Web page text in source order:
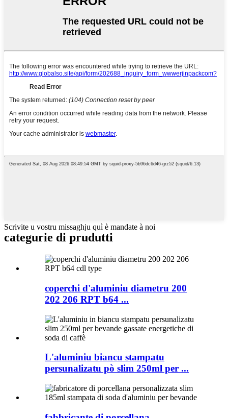
Scrivite u vostru missaghju quì è mandate à noi
categurie di prudutti
coperchi d'aluminiu diametru 200
202 206 RPT b64 ...
L'aluminiu biancu stampatu
persunalizatu pò slim 250ml per ...